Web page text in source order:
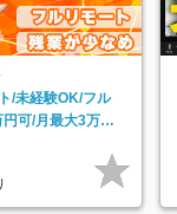
/未経験OK/フル
可/月最大3万の